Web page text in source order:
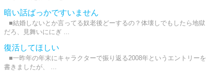
暗い話ばっかですいません
■結婚しないとか言ってる奴老後どーするの？体壊しでもしたら地獄
だろ、見舞いににぎ ...
復活してほしい
■一昨年の年末にキャラクターで振り返る2008年というエントリーを
書きましたが、 ...